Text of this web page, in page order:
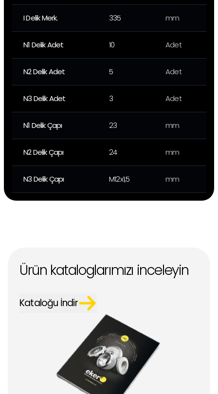
I Delik Merk. 335 mm
N1 Delik Adet 10 Adet
N2 Delik Adet 5 Adet
N3 Delik Adet 3 Adet
N1 Delik Çapı 23 mm
N2 Delik Çapı 24 mm
N3 Delik Çapı M12x1,5 mm
Ürün kataloglarımızı inceleyin
Kataloğu İndir